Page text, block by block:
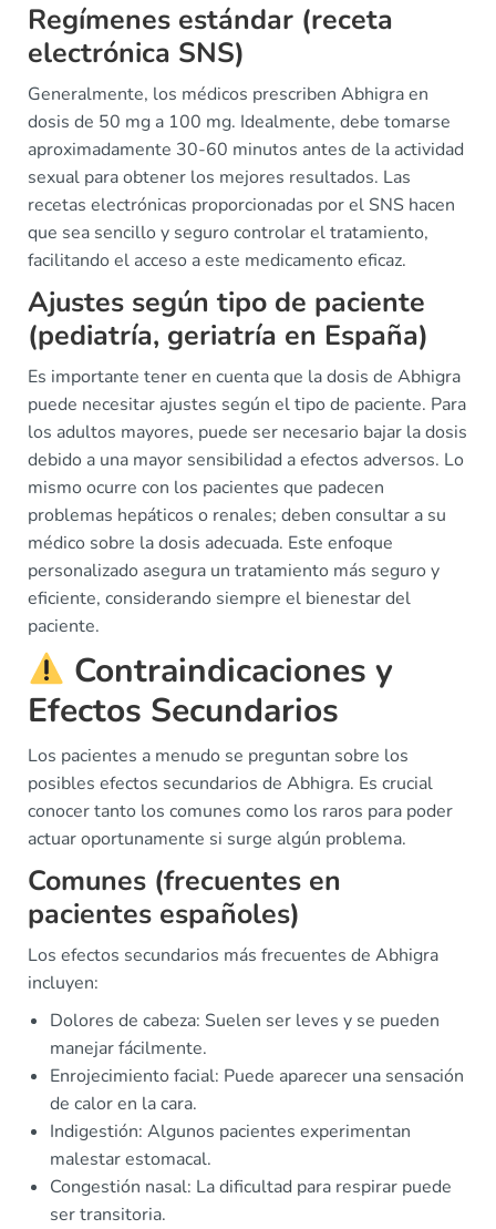
Regímenes estándar (receta
electrónica SNS)
Generalmente, los médicos prescriben Abhigra en
dosis de 50 mg a 100 mg. Idealmente, debe tomarse
aproximadamente 30-60 minutos antes de la actividad
sexual para obtener los mejores resultados. Las
recetas electrónicas proporcionadas por el SNS hacen
que sea sencillo y seguro controlar el tratamiento,
facilitando el acceso a este medicamento eficaz.
Ajustes según tipo de paciente
(pediatría, geriatría en España)
Es importante tener en cuenta que la dosis de Abhigra
puede necesitar ajustes según el tipo de paciente. Para
los adultos mayores, puede ser necesario bajar la dosis
debido a una mayor sensibilidad a efectos adversos. Lo
mismo ocurre con los pacientes que padecen
problemas hepáticos o renales; deben consultar a su
médico sobre la dosis adecuada. Este enfoque
personalizado asegura un tratamiento más seguro y
eficiente, considerando siempre el bienestar del
paciente.
Contraindicaciones y
Efectos Secundarios
Los pacientes a menudo se preguntan sobre los
posibles efectos secundarios de Abhigra. Es crucial
conocer tanto los comunes como los raros para poder
actuar oportunamente si surge algún problema.
Comunes (frecuentes en
pacientes españoles)
Los efectos secundarios más frecuentes de Abhigra
incluyen:
Dolores de cabeza: Suelen ser leves y se pueden
manejar fácilmente.
Enrojecimiento facial: Puede aparecer una sensación
de calor en la cara.
Indigestión: Algunos pacientes experimentan
malestar estomacal.
Congestión nasal: La dificultad para respirar puede
ser transitoria.